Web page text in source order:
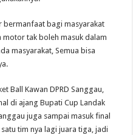
bermanfaat bagi masyarakat
tak boleh masuk dalam
masyarakat, Semua bisa
Ball Kawan DPRD Sanggau,
di ajang Bupati Cup Landak
juga sampai masuk final
tim nya lagi juara tiga, jadi